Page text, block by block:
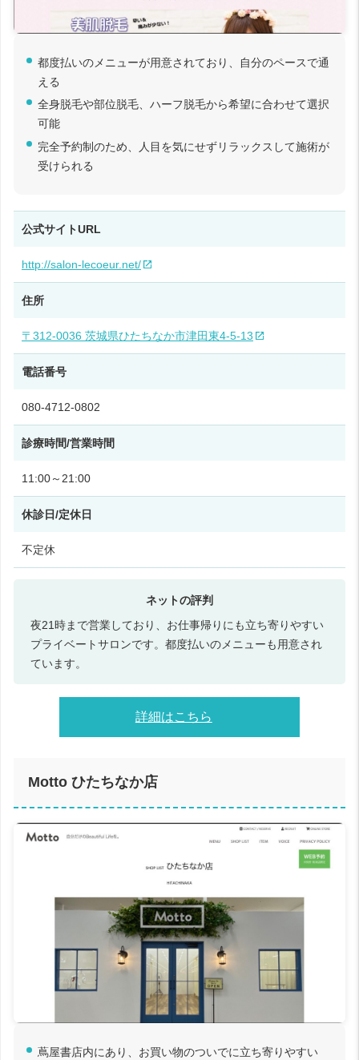
都度払いのメニューが用意されており、自分のペースで通
える
全身脱毛や部位脱毛、ハーフ脱毛から希望に合わせて選択
可能
完全予約制のため、人目を気にせずリラックスして施術が
受けられる
公式サイトURL
http://salon-lecoeur.net/
住所
〒312-0036 茨城県ひたちなか市津田東4-5-13
電話番号
080-4712-0802
診療時間/営業時間
11:00～21:00
休診日/定休日
不定休
夜21時まで営業しており、お仕事帰りにも立ち寄りやすい
プライベートサロンです。都度払いのメニューも用意され
ています。
詳細はこちら
Motto ひたちなか店
蔦屋書店内にあり、お買い物のついでに立ち寄りやすい